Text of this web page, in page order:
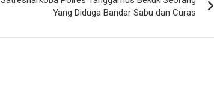
Yang Diduga Bandar Sabu dan Curas